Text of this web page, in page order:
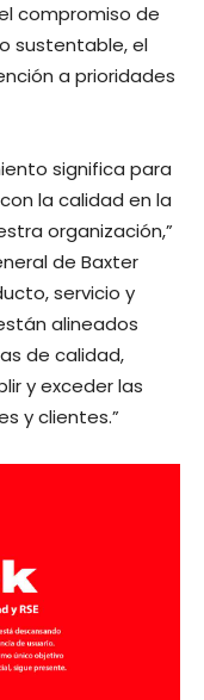
compromiso de
sustentable, el
a prioridades
significa para
la calidad en la
organización,”
de Baxter
servicio y
alineados
de calidad,
y exceder las
y clientes.”